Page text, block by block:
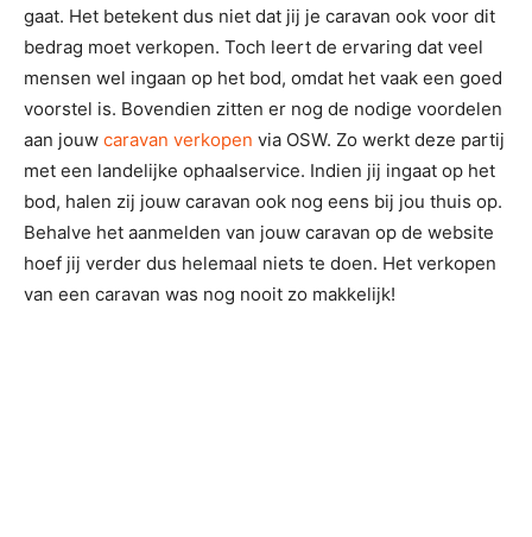
gaat. Het betekent dus niet dat jij je caravan ook voor dit
bedrag moet verkopen. Toch leert de ervaring dat veel
mensen wel ingaan op het bod, omdat het vaak een goed
voorstel is. Bovendien zitten er nog de nodige voordelen
aan jouw caravan verkopen via OSW. Zo werkt deze partij
met een landelijke ophaalservice. Indien jij ingaat op het
bod, halen zij jouw caravan ook nog eens bij jou thuis op.
Behalve het aanmelden van jouw caravan op de website
hoef jij verder dus helemaal niets te doen. Het verkopen
van een caravan was nog nooit zo makkelijk!